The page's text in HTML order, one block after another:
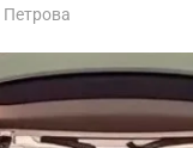
Петрова